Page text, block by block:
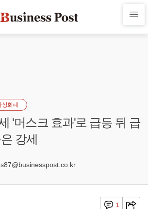
상화폐
'머스크 효과'로 급등 뒤 급
강세
1